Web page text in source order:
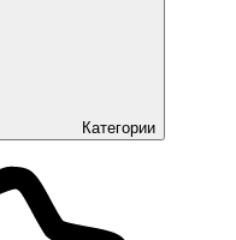
Категории